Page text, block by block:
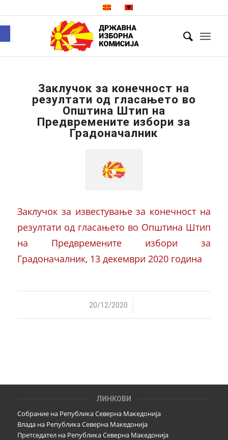
Заклучок за конечност на
резултати од гласањето во
Општина Штип на
Предвремените избори за
Градоначалник
Заклучок за известување за конечност на
резултати од гласањето во Општина Штип
на Предвремените избори за
Градоначалник, 13 декември 2020 година
20/12/2020
/
ЛИНКОВИ
Собрание на Република Северна Македонија
Влада на Република Северна Македонија
Претседател на Република Северна Македонија
Open toolbar